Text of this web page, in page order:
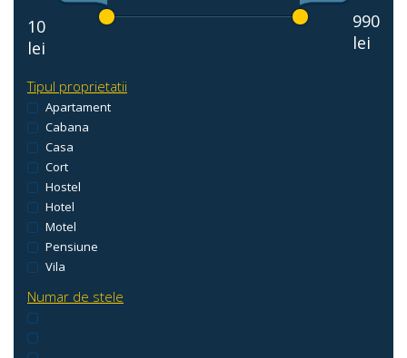
10
lei
990
lei
Tipul proprietatii
Apartament
Cabana
Casa
Cort
Hostel
Hotel
Motel
Pensiune
Vila
Numar de stele